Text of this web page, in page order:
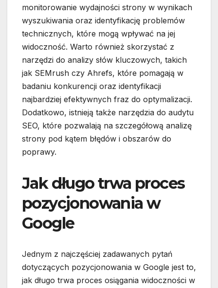
monitorowanie wydajności strony w wynikach
wyszukiwania oraz identyfikację problemów
technicznych, które mogą wpływać na jej
widoczność. Warto również skorzystać z
narzędzi do analizy słów kluczowych, takich
jak SEMrush czy Ahrefs, które pomagają w
badaniu konkurencji oraz identyfikacji
najbardziej efektywnych fraz do optymalizacji.
Dodatkowo, istnieją także narzędzia do audytu
SEO, które pozwalają na szczegółową analizę
strony pod kątem błędów i obszarów do
poprawy.
Jak długo trwa proces
pozycjonowania w
Google
Jednym z najczęściej zadawanych pytań
dotyczących pozycjonowania w Google jest to,
jak długo trwa proces osiągania widoczności w